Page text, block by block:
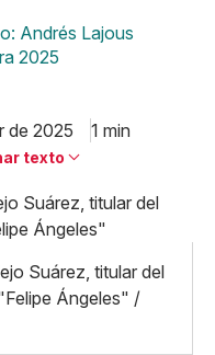
Andrés Lajous
2025
de 2025 1 min
texto
Suárez, titular del
Ángeles" /